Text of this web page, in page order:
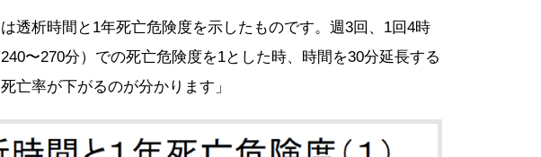
は透析時間と1年死亡危険度を示したものです。週3回、1回4時
〜270分）での死亡危険度を1とした時、時間を30分延長する
亡率が下がるのが分かります」